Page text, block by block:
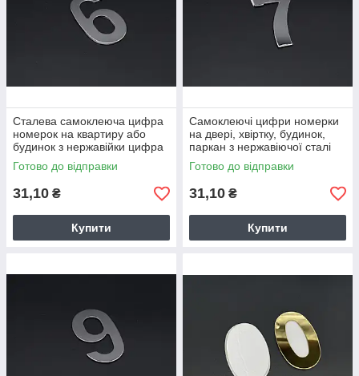
Сталева самоклеюча цифра
номерок на квартиру або
будинок з нержавійки цифра
6 розміром 8 см
Готово до відправки
31,10 ₴
Купити
Самоклеючі цифри номерки
на двері, хвіртку, будинок,
паркан з нержавіючої сталі
8см цифра 7
Готово до відправки
31,10 ₴
Купити